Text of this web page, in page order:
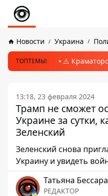
Новости Украина
ТОПТЕМЫ: ⚠️
13:18, 23 февраля 2024
Трамп не сможет
Украине за сутки,
Зеленский
Зеленский снова
Украину и увидеть
Татьяна
РЕДАКТОР